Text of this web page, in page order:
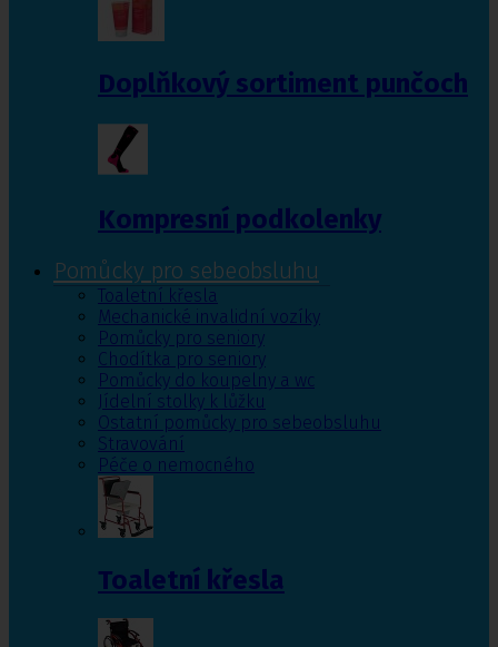
Doplňkový sortiment punčoch
Kompresní podkolenky
Pomůcky pro sebeobsluhu
Toaletní křesla
Mechanické invalidní vozíky
Pomůcky pro seniory
Chodítka pro seniory
Pomůcky do koupelny a wc
Jídelní stolky k lůžku
Ostatní pomůcky pro sebeobsluhu
Stravování
Péče o nemocného
Toaletní křesla